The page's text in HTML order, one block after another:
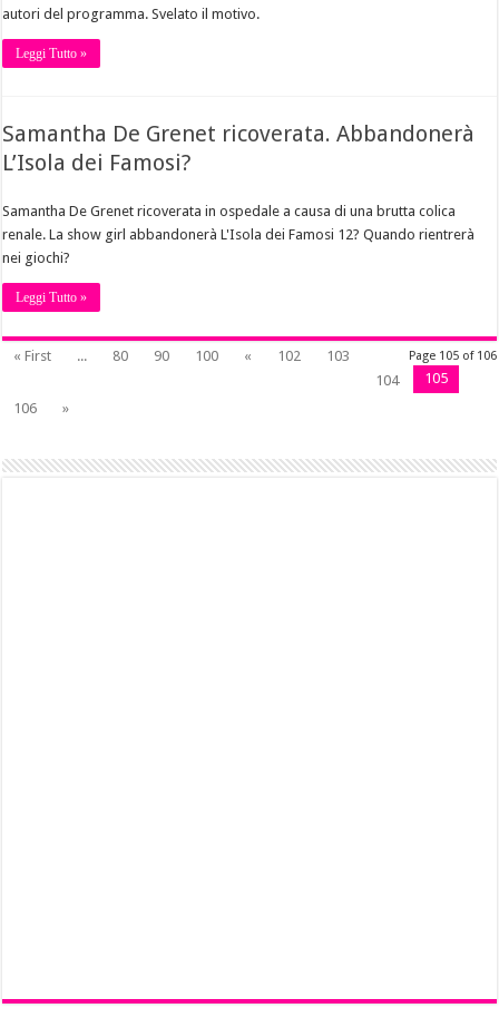
autori del programma. Svelato il motivo.
Leggi Tutto »
Samantha De Grenet ricoverata. Abbandonerà
L’Isola dei Famosi?
Samantha De Grenet ricoverata in ospedale a causa di una brutta colica
renale. La show girl abbandonerà L'Isola dei Famosi 12? Quando rientrerà
nei giochi?
Leggi Tutto »
Page 105 of 106
« First ... 80 90 100 « 102
103
104
105
106
»